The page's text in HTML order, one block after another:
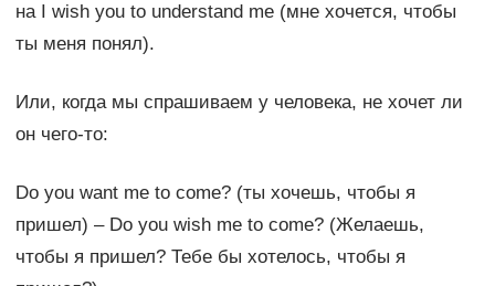
на I wish you to understand me (мне хочется, чтобы
ты меня понял).
Или, когда мы спрашиваем у человека, не хочет ли
он чего-то:
Do you want me to come? (ты хочешь, чтобы я
пришел) – Do you wish me to come? (Желаешь,
чтобы я пришел? Тебе бы хотелось, чтобы я